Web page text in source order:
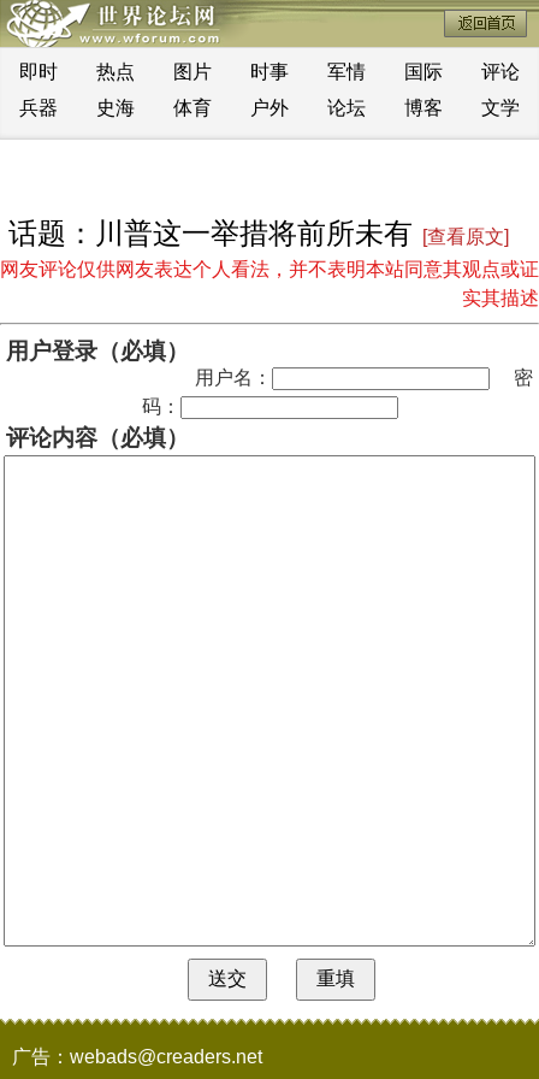
即时 热点 图片 时事 军情 国际
评论
兵器
史海 体育 户外 论坛 博客 文学
话题：川普这一举措将前所未有
[查看原文]
网友评论仅供网友表达个人看法，并不表明本站同意其观点或证
实其描述
用户登录（必填）
用户名：
密
码：
评论内容（必填）
广告：webads@creaders.net